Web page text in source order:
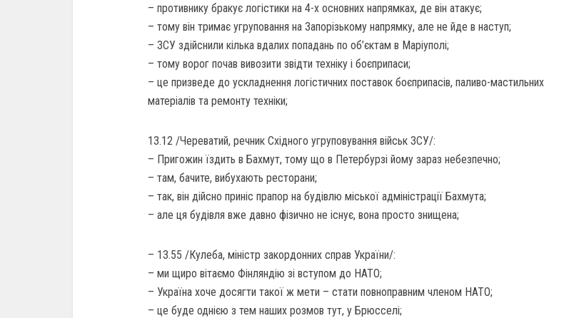
– противнику бракує логістики на 4-х основних напрямках, де він атакує;
– тому він тримає угруповання на Запорізькому напрямку, але не йде в наступ;
– ЗСУ здійснили кілька вдалих попадань по об’єктам в Маріуполі;
– тому ворог почав вивозити звідти техніку і боєприпаси;
– це призведе до ускладнення логістичних поставок боєприпасів, паливо-мастильних
матеріалів та ремонту техніки;
13.12 /Череватий, речник Східного угруповування військ ЗСУ/:
– Пригожин їздить в Бахмут, тому що в Петербурзі йому зараз небезпечно;
– там, бачите, вибухають ресторани;
– так, він дійсно приніс прапор на будівлю міської адміністрації Бахмута;
– але ця будівля вже давно фізично не існує, вона просто знищена;
– 13.55 /Кулеба, міністр закордонних справ України/:
– ми щиро вітаємо Фінляндію зі вступом до НАТО;
– Україна хоче досягти такої ж мети – стати повноправним членом НАТО;
– це буде однією з тем наших розмов тут, у Брюсселі;